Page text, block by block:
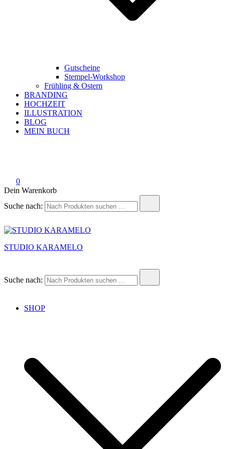
Gutscheine
Stempel-Workshop
Frühling & Ostern
BRANDING
HOCHZEIT
ILLUSTRATION
BLOG
MEIN BUCH
0
Dein Warenkorb
Suche nach:
STUDIO KARAMELO
Suche nach:
SHOP